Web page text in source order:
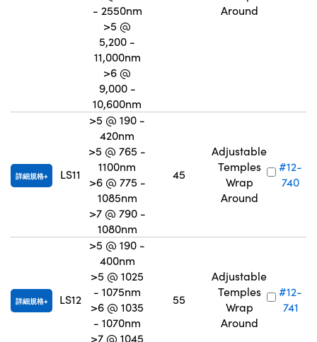
- 2550nm
>5 @
5,200 -
11,000nm
>6 @
9,000 -
10,600nm
Around
詳細規格 LS11
>5 @ 190 -
420nm
>5 @ 765 -
1100nm
>6 @ 775 -
1085nm
>7 @ 790 -
1080nm
45
Adjustable
Temples
Wrap
Around
#12-
740
詳細規格 LS12
>5 @ 190 -
400nm
>5 @ 1025
- 1075nm
>6 @ 1035
- 1070nm
>7 @ 1045
55
Adjustable
Temples
Wrap
Around
#12-
741